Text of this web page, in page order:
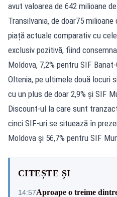
avut valoarea de 642 milioane
Transilvania, de doar75
piață actuale comparativ cu
exclusiv pozitivă, fiind
Moldova, 7,2% pentru SIF
Oltenia, pe ultimele două locuri
cu un plus de doar 2,9% şi SIF
Discount-ul la care sunt
cinci SIF-uri se situează în
Moldova și 56,7% pentru SIF
CITEȘTE ȘI
14:57Aproape o treime